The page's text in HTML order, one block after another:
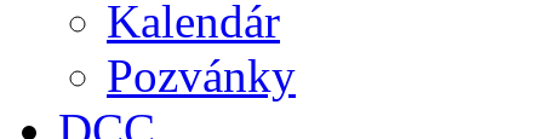
Kalendár
Pozvánky